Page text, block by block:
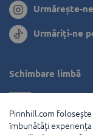
Urmărește-
Urmăriți-ne
Schimbare limbă
Grecia
Pirinhill.com
îmbunătăți experiența